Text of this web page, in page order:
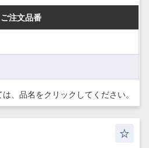
ご注文品番
ご注文品番
、 品名をクリックしてください。